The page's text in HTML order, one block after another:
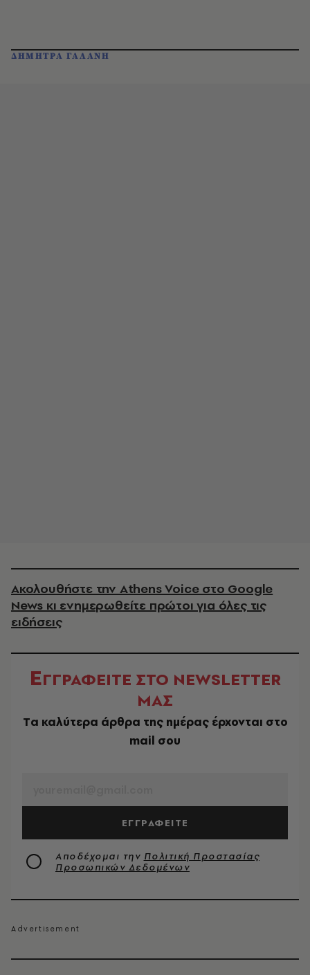
ΔΗΜΗΤΡΑ ΓΑΛΑΝΗ
Ακολουθήστε την Athens Voice στο Google
News κι ενημερωθείτε πρώτοι για όλες τις
ειδήσεις
ΕΓΓΡΑΦΕΙΤΕ ΣΤΟ NEWSLETTER
ΜΑΣ
Tα καλύτερα άρθρα της ημέρας έρχονται στο
mail σου
ΕΓΓΡΑΦΕΙΤΕ
Αποδέχομαι την Πολιτική Προστασίας
Προσωπικών Δεδομένων